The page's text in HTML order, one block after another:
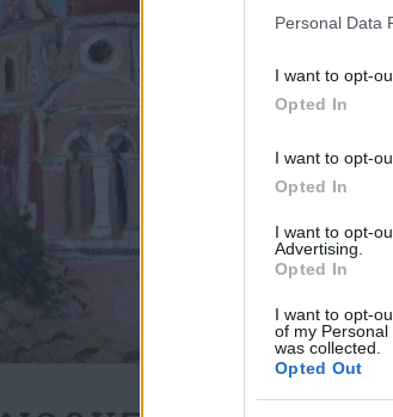
Personal Data
I want to opt-
Opted In
I want to opt-
Opted In
I want to opt-
Advertising.
Opted In
I want to opt-
of my
was collected.
Opted Out